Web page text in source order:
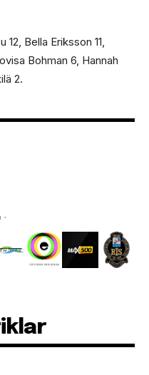
12, Bella Eriksson 11,
Bohman 6, Hannah
2.
-